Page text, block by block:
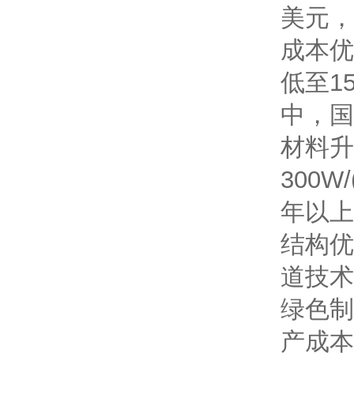
美元
成本
低至
中，
材料
年以
结构
道技
绿色
产成